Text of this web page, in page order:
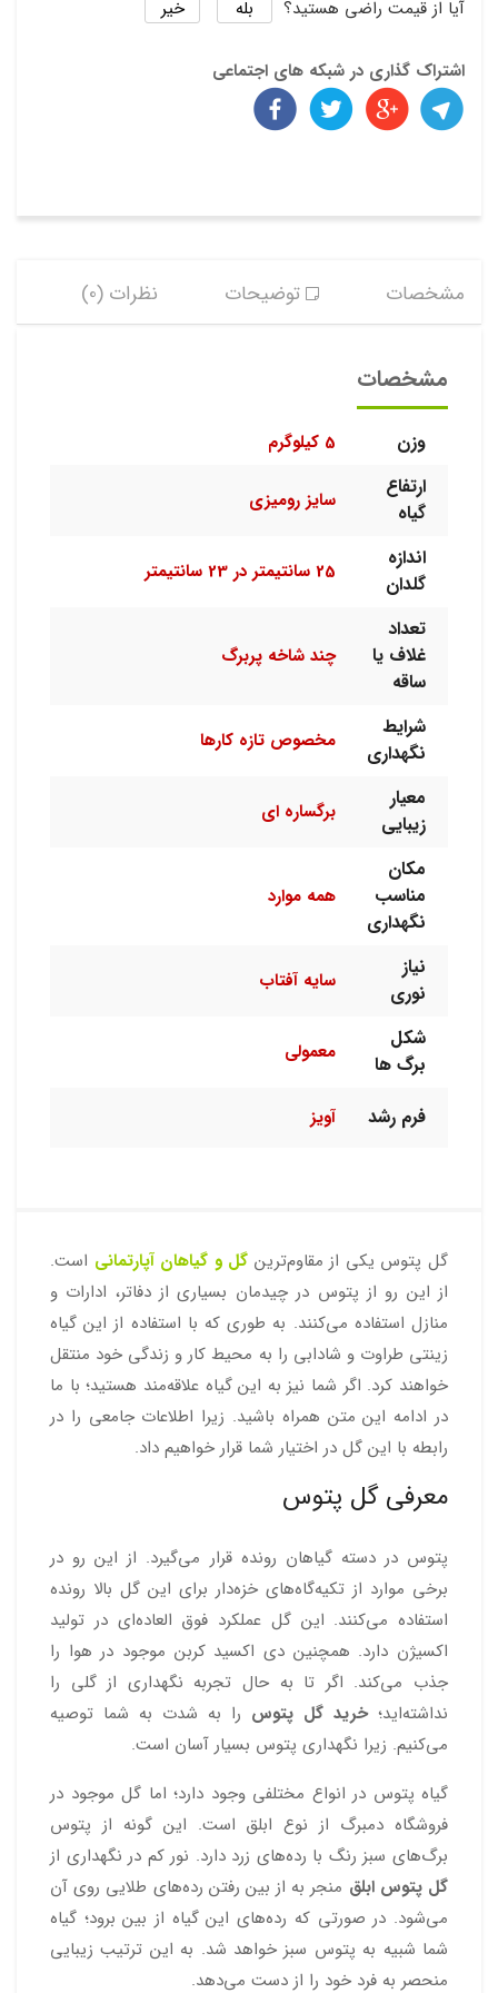
آیا از قیمت راضی هستید؟ بله خیر
اشتراک گذاری در شبکه های اجتماعی
مشخصات توضیحات نظرات (0)
مشخصات
وزن 5 کیلوگرم
ارتفاع
گیاه
سایز رومیزی
اندازه
گلدان
25 سانتیمتر در 23 سانتیمتر
تعداد
غلاف یا
ساقه
چند شاخه پربرگ
شرایط
نگهداری
مخصوص تازه کارها
معیار
زیبایی
برگساره ای
مکان
مناسب
نگهداری
همه موارد
نیاز
نوری
سایه آفتاب
شکل
برگ ها
معمولی
فرم رشد آویز
گل پتوس یکی از مقاوم‌ترین گل و گیاهان آپارتمانی است.
از این رو از پتوس در چیدمان بسیاری از دفاتر، ادارات و
منازل استفاده می‌کنند. به طوری که با استفاده از این گیاه
زینتی طراوت و شادابی را به محیط کار و زندگی خود منتقل
خواهند کرد. اگر شما نیز به این گیاه علاقه‌مند هستید؛ با ما
در ادامه این متن همراه باشید. زیرا اطلاعات جامعی را در
رابطه با این گل در اختیار شما قرار خواهیم داد.
معرفی گل پتوس
پتوس در دسته گیاهان رونده قرار می‌گیرد. از این رو در
برخی موارد از تکیه‌گاه‌های خزه‌دار برای این گل بالا رونده
استفاده می‌کنند. این گل عملکرد فوق العاده‌ای در تولید
اکسیژن دارد. همچنین دی اکسید کربن موجود در هوا را
جذب می‌کند. اگر تا به حال تجربه نگهداری از گلی را
نداشته‌اید؛خرید گل پتوس را به شدت به شما توصیه
می‌کنیم. زیرا نگهداری پتوس بسیار آسان است.
گیاه پتوس در انواع مختلفی وجود دارد؛ اما گل موجود در
فروشگاه دمبرگ از نوع ابلق است. این گونه از پتوس
برگ‌های سبز رنگ با رده‌های زرد دارد. نور کم در نگهداری از
گل پتوس ابلق منجر به از بین رفتن رده‌های طلایی روی آن
می‌شود. در صورتی که رده‌های این گیاه از بین برود؛ گیاه
شما شبیه به پتوس سبز خواهد شد. به این ترتیب زیبایی
منحصر به فرد خود را از دست می‌دهد.